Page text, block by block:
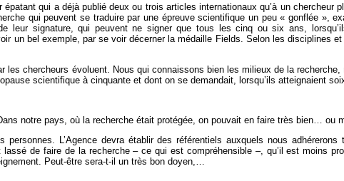
qui a déjà publié deux ou trois articles internationaux qu’à un
qui peuvent se traduire par une épreuve scientifique un peu « gonflée »,
leur signature, qui peuvent ne signer que tous les cinq ou six ans,
un bel exemple, par se voir décerner la médaille Fields. Selon les disciplines
les chercheurs évoluent. Nous qui connaissons bien les milieux de la
scientifique à cinquante et dont on se demandait, lorsqu’ils atteignaient
notre pays, où la recherche était protégée, on pouvait en faire très bien… ou
L’Agence devra établir des référentiels auxquels nous
de faire de la recherche – ce qui est compréhensible –, qu’il est moins
Peut-être sera-t-il un très bon doyen,…